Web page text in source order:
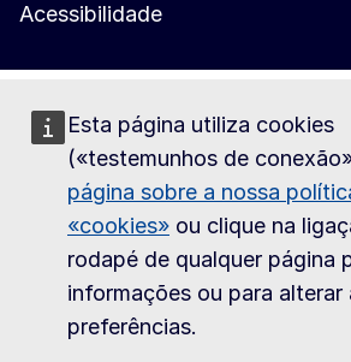
Esta página utiliza cookies
(«testemunhos de
página sobre a nossa
«cookies» ou clique na
rodapé de qualquer página
informações ou para alterar
preferências.
Acessibilidade